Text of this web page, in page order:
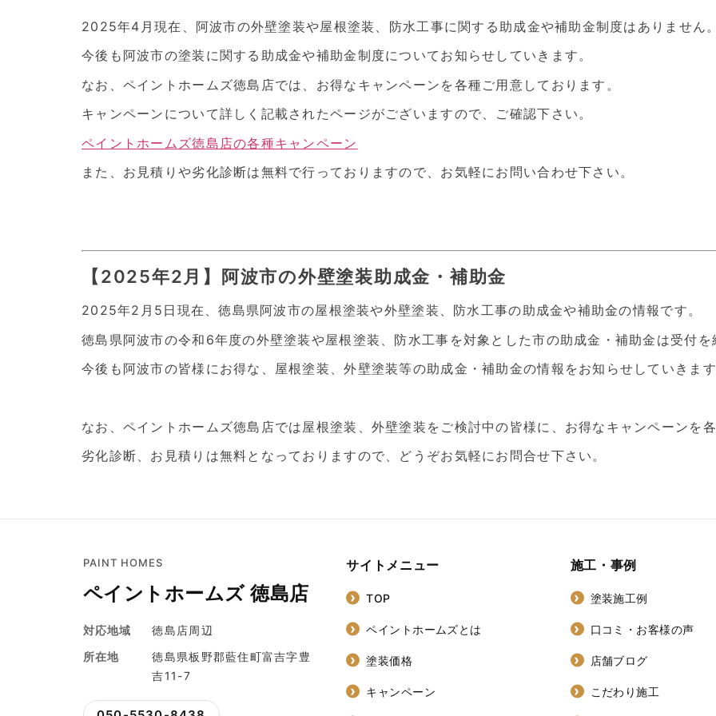
2025年4月現在、阿波市の外壁塗装や屋根塗装、防水工事に関する助成金や補助金制度はありません。
今後も阿波市の塗装に関する助成金や補助金制度についてお知らせしていきます。
なお、ペイントホームズ徳島店では、お得なキャンペーンを各種ご用意しております。
キャンペーンについて詳しく記載されたページがございますので、ご確認下さい。
ペイントホームズ徳島店の各種キャンペーン
また、お見積りや劣化診断は無料で行っておりますので、お気軽にお問い合わせ下さい。
【2025年2月】阿波市の外壁塗装助成金・補助金
2025年2月5日現在、徳島県阿波市の屋根塗装や外壁塗装、防水工事の助成金や補助金の情報です。
徳島県阿波市の令和6年度の外壁塗装や屋根塗装、防水工事を対象とした市の助成金・補助金は受付を
今後も阿波市の皆様にお得な、屋根塗装、外壁塗装等の助成金・補助金の情報をお知らせしていきます
なお、ペイントホームズ徳島店では屋根塗装、外壁塗装をご検討中の皆様に、お得なキャンペーンを
劣化診断、お見積りは無料となっておりますので、どうぞお気軽にお問合せ下さい。
PAINT HOMES
ペイントホームズ 徳島店
対応地域
徳島店周辺
所在地
徳島県板野郡藍住町富吉字豊
吉11-7
サイトメニュー
TOP
ペイントホームズとは
塗装価格
キャンペーン
施工・事例
塗装施工例
口コミ・お客様の声
店舗ブログ
こだわり施工